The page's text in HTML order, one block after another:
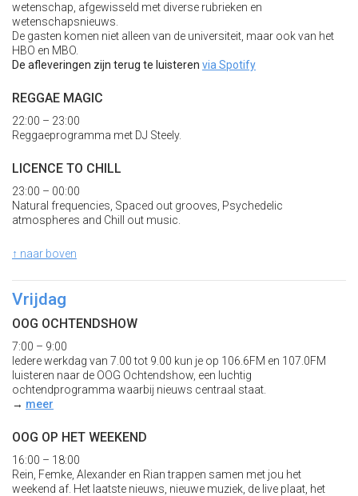
wetenschap, afgewisseld met diverse rubrieken en
wetenschapsnieuws.
De gasten komen niet alleen van de universiteit, maar ook van het
HBO en MBO.
De afleveringen zijn terug te luisteren via Spotify
REGGAE MAGIC
22:00 – 23:00
Reggaeprogramma met DJ Steely.
LICENCE TO CHILL
23:00 – 00:00
Natural frequencies, Spaced out grooves, Psychedelic
atmospheres and Chill out music.
↑ naar boven
Vrijdag
OOG OCHTENDSHOW
7:00 – 9:00
Iedere werkdag van 7.00 tot 9.00 kun je op 106.6FM en 107.0FM
luisteren naar de OOG Ochtendshow, een luchtig
ochtendprogramma waarbij nieuws centraal staat.
→ meer
OOG OP HET WEEKEND
16:00 – 18:00
Rein, Femke, Alexander en Rian trappen samen met jou het
weekend af. Het laatste nieuws, nieuwe muziek, de live plaat, het